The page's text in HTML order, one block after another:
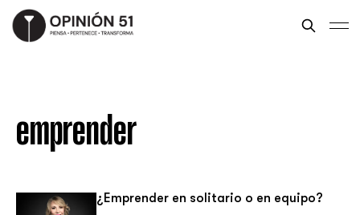
emprender
¿Emprender en solitario o en equipo?